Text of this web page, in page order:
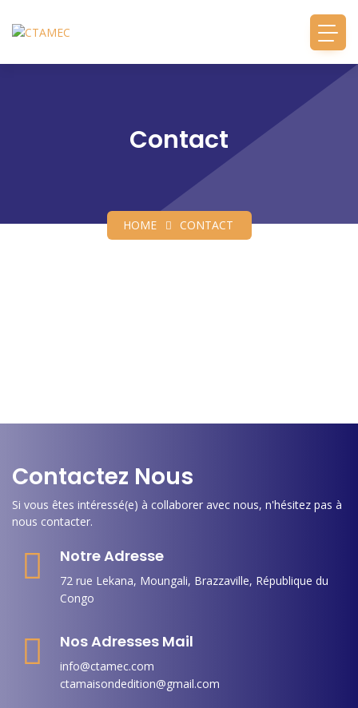
Contact
HOME CONTACT
Contactez Nous
Si vous êtes intéressé(e) à collaborer avec nous, n'hésitez pas à
nous contacter.
Notre Adresse
72 rue Lekana, Moungali, Brazzaville, République du
Congo
Nos Adresses Mail
info@ctamec.com
ctamaisondedition@gmail.com